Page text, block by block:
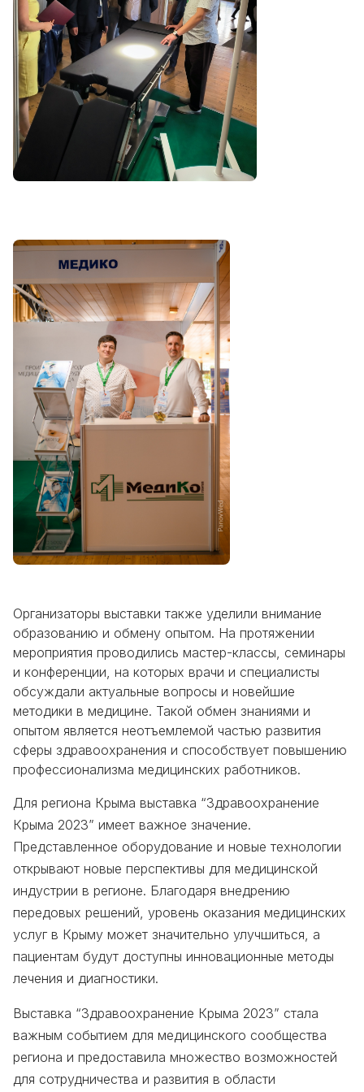
Организаторы выставки также уделили внимание
образованию и обмену опытом. На протяжении
мероприятия проводились мастер-классы, семинары
и конференции, на которых врачи и специалисты
обсуждали актуальные вопросы и новейшие
методики в медицине. Такой обмен знаниями и
опытом является неотъемлемой частью развития
сферы здравоохранения и способствует повышению
профессионализма медицинских работников.
Для региона Крыма выставка “Здравоохранение
Крыма 2023” имеет важное значение.
Представленное оборудование и новые технологии
открывают новые перспективы для медицинской
индустрии в регионе. Благодаря внедрению
передовых решений, уровень оказания медицинских
услуг в Крыму может значительно улучшиться, а
пациентам будут доступны инновационные методы
лечения и диагностики.
Выставка “Здравоохранение Крыма 2023” стала
важным событием для медицинского сообщества
региона и предоставила множество возможностей
для сотрудничества и развития в области